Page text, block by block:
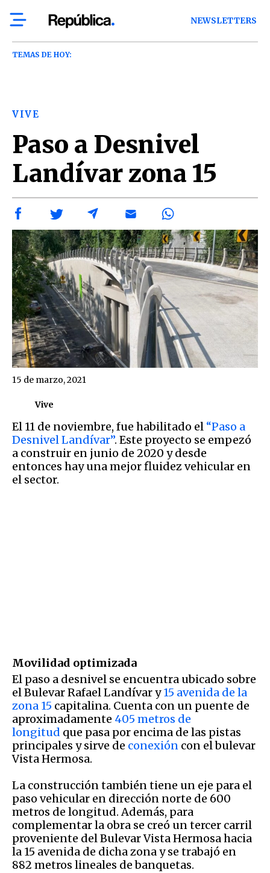
NEWSLETTERS
TEMAS DE HOY:
VIVE
Paso a Desnivel
Landívar zona 15
Vive
15 de marzo, 2021
El 11 de noviembre, fue habilitado el “Paso a
Desnivel Landívar”. Este proyecto se empezó
a construir en junio de 2020 y desde
entonces hay una mejor fluidez vehicular en
el sector.
Movilidad optimizada
El paso a desnivel se encuentra ubicado sobre
el Bulevar Rafael Landívar y15 avenida de la
zona 15 capitalina. Cuenta con un puente de
aproximadamente 405 metros de
longitud que pasa por encima de las pistas
principales y sirve de conexión con el bulevar
Vista Hermosa.
La construcción también tiene un eje para el
paso vehicular en dirección norte de 600
metros de longitud. Además, para
complementar la obra se creó un tercer carril
proveniente del Bulevar Vista Hermosa hacia
la 15 avenida de dicha zona y se trabajó en
882 metros lineales de banquetas.